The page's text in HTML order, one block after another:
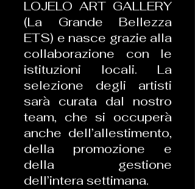
LOJELO ART GALLERY
(La Grande Bellezza
ETS) e nasce grazie alla
collaborazione con le
istituzioni locali. La
selezione degli artisti
sarà curata dal nostro
team, che si occuperà
anche dell’allestimento,
della promozione e
della gestione
dell’intera settimana.